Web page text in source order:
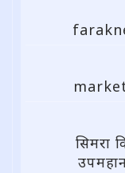
सिमरा